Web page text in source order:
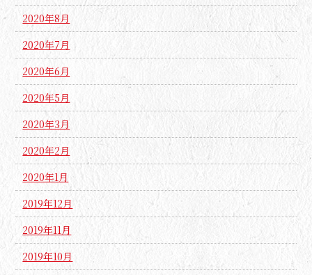
2020年8月
2020年7月
2020年6月
2020年5月
2020年3月
2020年2月
2020年1月
2019年12月
2019年11月
2019年10月